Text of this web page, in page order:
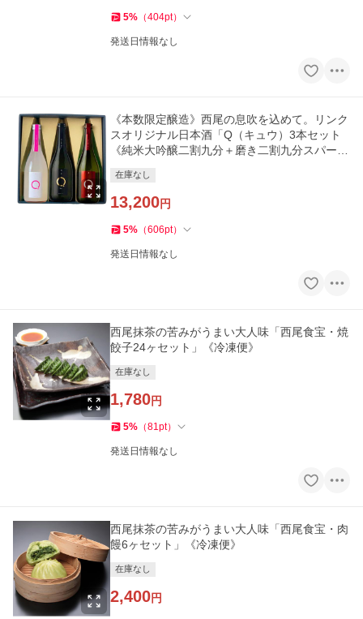
5% （404pt）
発送日情報なし
《本数限定醸造》西尾の息吹を込めて。リンク
スオリジナル日本酒「Q（キュウ）3本セット
《純米大吟醸二割九分＋磨き二割九分スパーク
在庫なし
13,200円
5% （606pt）
発送日情報なし
西尾抹茶の苦みがうまい大人味「西尾食宝・焼
餃子24ヶセット」《冷凍便》
在庫なし
1,780円
5% （81pt）
発送日情報なし
西尾抹茶の苦みがうまい大人味「西尾食宝・肉
饅6ヶセット」《冷凍便》
在庫なし
2,400円